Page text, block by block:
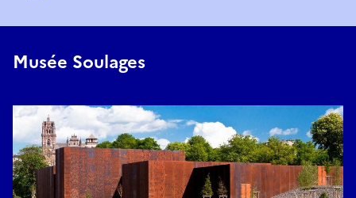
Musée Soulages